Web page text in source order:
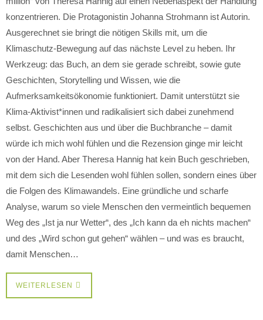
konzentrieren. Die Protagonistin Johanna Strohmann ist Autorin.
Ausgerechnet sie bringt die nötigen Skills mit, um die
Klimaschutz-Bewegung auf das nächste Level zu heben. Ihr
Werkzeug: das Buch, an dem sie gerade schreibt, sowie gute
Geschichten, Storytelling und Wissen, wie die
Aufmerksamkeitsökonomie funktioniert. Damit unterstützt sie
Klima-Aktivist*innen und radikalisiert sich dabei zunehmend
selbst. Geschichten aus und über die Buchbranche – damit
würde ich mich wohl fühlen und die Rezension ginge mir leicht
von der Hand. Aber Theresa Hannig hat kein Buch geschrieben,
mit dem sich die Lesenden wohl fühlen sollen, sondern eines über
die Folgen des Klimawandels. Eine gründliche und scharfe
Analyse, warum so viele Menschen den vermeintlich bequemen
Weg des „Ist ja nur Wetter“, des „Ich kann da eh nichts machen“
und des „Wird schon gut gehen“ wählen – und was es braucht,
damit Menschen…
WEITERLESEN